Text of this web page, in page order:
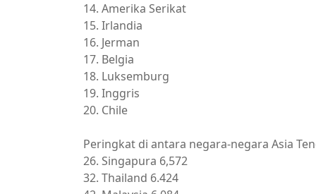
14. Amerika Serikat
15. Irlandia
16. Jerman
17. Belgia
18. Luksemburg
19. Inggris
20. Chile
Peringkat di antara negara-negara Asia
26. Singapura 6,572
32. Thailand 6.424